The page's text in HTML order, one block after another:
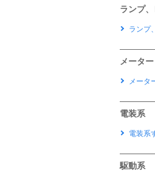
ランプ
ランプ
メーター
メータ
電装系
電装系
駆動系